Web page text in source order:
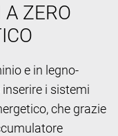
ZERO
e in legno-
i sistemi
che grazie